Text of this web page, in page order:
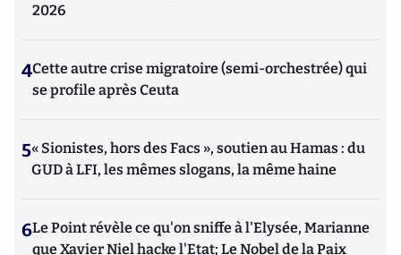
2026
4Cette autre crise migratoire (semi-orchestrée) qui
se profile après Ceuta
5« Sionistes, hors des Facs », soutien au Hamas : du
GUD à LFI, les mêmes slogans, la même haine
6Le Point révèle ce qu'on sniffe à l'Elysée, Marianne
que Xavier Niel hacke l'Etat; Le Nobel de la Paix